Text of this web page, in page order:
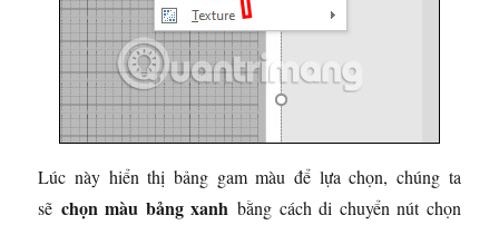
Lúc này hiển thị bảng gam màu để lựa chọn, chúng ta
sẽ chọn màu bảng xanhbằng cách di chuyển nút chọn